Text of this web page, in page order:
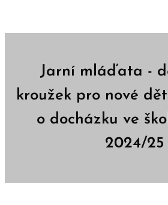
Jarní mláďata -
kroužek pro nové
o docházku ve
2024/25